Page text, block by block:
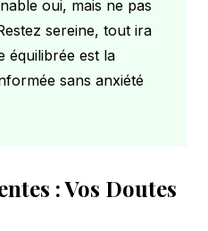
oui, mais ne pas
sereine, tout ira
équilibrée est la
sans anxiété
: Vos Doutes